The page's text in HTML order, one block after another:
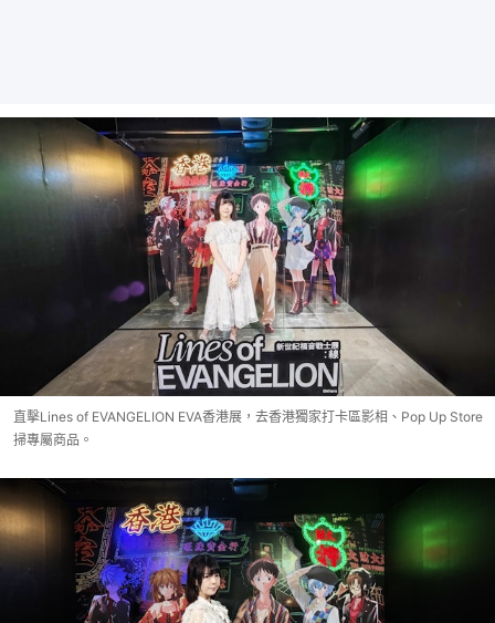
直擊Lines of EVANGELION EVA香港展，去香港獨家打卡區影相、Pop Up Store
掃專屬商品。